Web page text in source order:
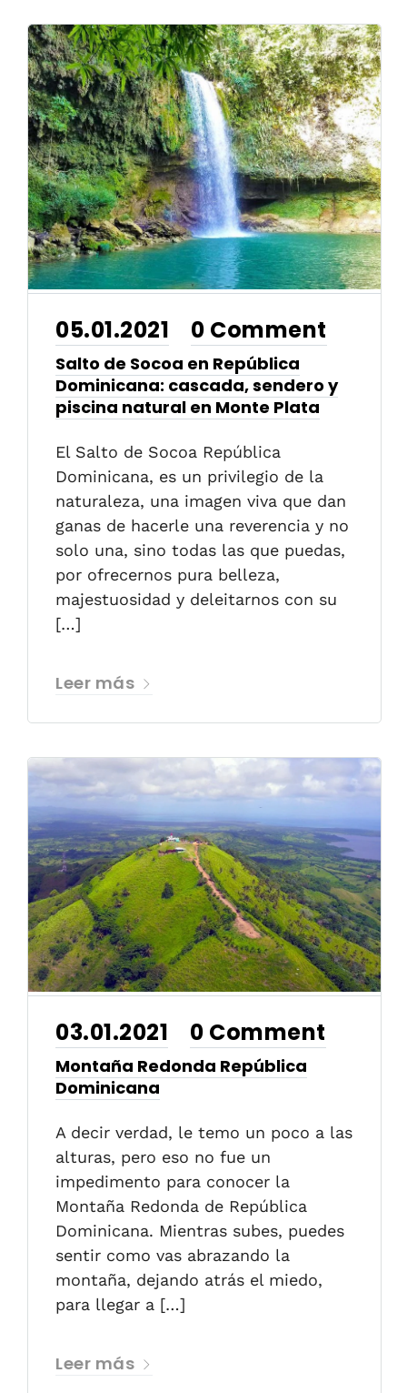
05.01.2021 0 Comment
Salto de Socoa en República
Dominicana: cascada, sendero y
piscina natural en Monte Plata
El Salto de Socoa República
Dominicana, es un privilegio de la
naturaleza, una imagen viva que dan
ganas de hacerle una reverencia y no
solo una, sino todas las que puedas,
por ofrecernos pura belleza,
majestuosidad y deleitarnos con su
[…]
Leer más
03.01.2021 0 Comment
Montaña Redonda República
Dominicana
A decir verdad, le temo un poco a las
alturas, pero eso no fue un
impedimento para conocer la
Montaña Redonda de República
Dominicana. Mientras subes, puedes
sentir como vas abrazando la
montaña, dejando atrás el miedo,
para llegar a […]
Leer más